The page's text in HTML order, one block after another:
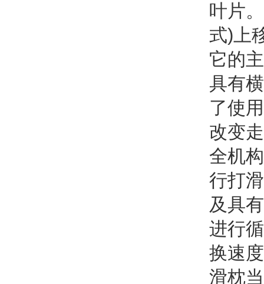
叶片
式)上
它的
具有
了使
改变
全机
行打
及具
进行
换速
滑枕